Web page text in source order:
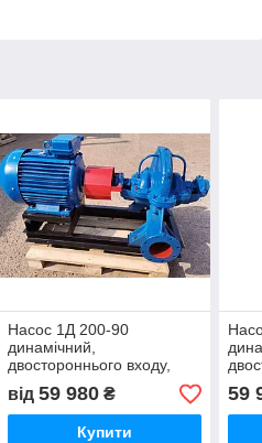
Насос 1Д 200-90
динамічний,
двостороннього входу,
відцентровий,
горизонтальний,
одноступеневий для води.
від 59 980₴
Купити
59